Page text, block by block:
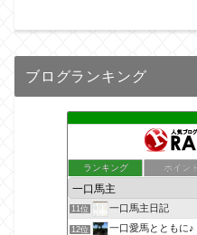
ブログランキング
ランキング ポイント
11位 一口馬主日記
12位 一口愛馬とともに♪